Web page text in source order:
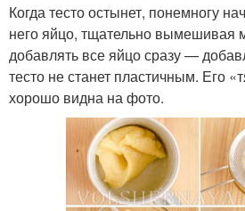
Когда тесто остынет, понемногу
него яйцо, тщательно вымешивая
добавлять все яйцо сразу —
тесто не станет пластичным. Его
хорошо видна на фото.